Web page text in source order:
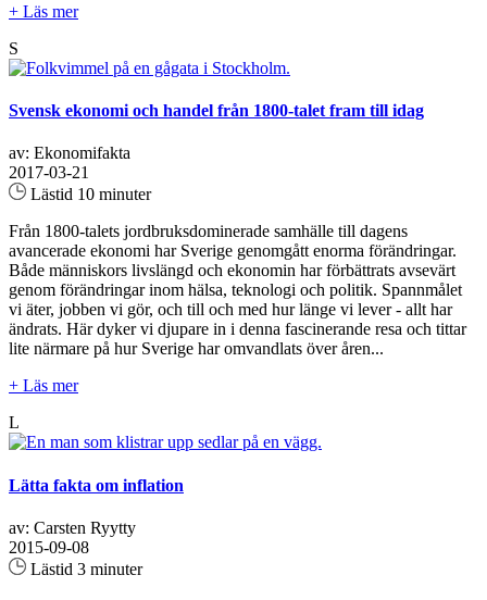
+ Läs mer
S
Svensk ekonomi och handel från 1800-talet fram till idag
av: Ekonomifakta
2017-03-21
Lästid 10 minuter
Från 1800-talets jordbruksdominerade samhälle till dagens
avancerade ekonomi har Sverige genomgått enorma förändringar.
Både människors livslängd och ekonomin har förbättrats avsevärt
genom förändringar inom hälsa, teknologi och politik. Spannmålet
vi äter, jobben vi gör, och till och med hur länge vi lever - allt har
ändrats. Här dyker vi djupare in i denna fascinerande resa och tittar
lite närmare på hur Sverige har omvandlats över åren...
+ Läs mer
L
Lätta fakta om inflation
av: Carsten Ryytty
2015-09-08
Lästid 3 minuter